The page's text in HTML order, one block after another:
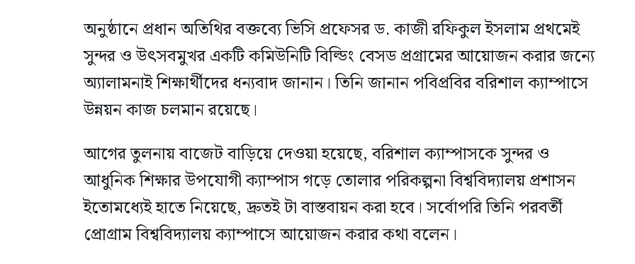
অনুষ্ঠানে প্রধান অতিথির বক্তব্যে ভিসি প্রফেসর ড. কাজী রফিকুল ইসলাম প্রথমেই
সুন্দর ও উৎসবমুখর একটি কমিউনিটি বিল্ডিং বেসড প্রগ্রামের আয়োজন করার জন্যে
অ্যালামনাই শিক্ষার্থীদের ধন্যবাদ জানান। তিনি জানান পবিপ্রবির বরিশাল ক্যাম্পাসে
উন্নয়ন কাজ চলমান রয়েছে।
আগের তুলনায় বাজেট বাড়িয়ে দেওয়া হয়েছে, বরিশাল ক্যাম্পাসকে সুন্দর ও
আধুনিক শিক্ষার উপযোগী ক্যাম্পাস গড়ে তোলার পরিকল্পনা বিশ্ববিদ্যালয় প্রশাসন
ইতোমধ্যেই হাতে নিয়েছে, দ্রুতই টা বাস্তবায়ন করা হবে। সর্বোপরি তিনি পরবর্তী
প্রোগ্রাম বিশ্ববিদ্যালয় ক্যাম্পাসে আয়োজন করার কথা বলেন।